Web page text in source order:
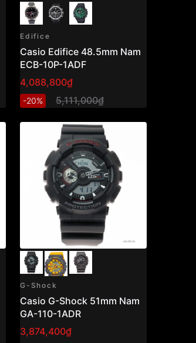
Edifice
Casio Edifice 48.5mm Nam
ECB-10P-1ADF
4,088,800₫
-20% 5,111,000₫
G-Shock
Casio G-Shock 51mm Nam
GA-110-1ADR
3,874,400₫